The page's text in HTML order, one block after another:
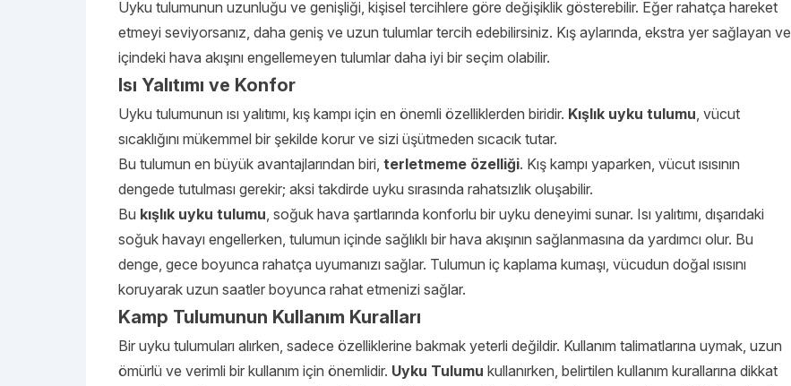
Uyku tulumunun uzunluğu ve genişliği, kişisel tercihlere göre değişiklik gösterebilir. Eğer rahatça hareket
etmeyi seviyorsanız, daha geniş ve uzun tulumlar tercih edebilirsiniz. Kış aylarında, ekstra yer sağlayan ve
içindeki hava akışını engellemeyen tulumlar daha iyi bir seçim olabilir.
Isı Yalıtımı ve Konfor
Uyku tulumunun ısı yalıtımı, kış kampı için en önemli özelliklerden biridir. Kışlık uyku tulumu, vücut
sıcaklığını mükemmel bir şekilde korur ve sizi üşütmeden sıcacık tutar.
Bu tulumun en büyük avantajlarından biri, terletmeme özelliği. Kış kampı yaparken, vücut ısısının
dengede tutulması gerekir; aksi takdirde uyku sırasında rahatsızlık oluşabilir.
Bu kışlık uyku tulumu, soğuk hava şartlarında konforlu bir uyku deneyimi sunar. Isı yalıtımı, dışarıdaki
soğuk havayı engellerken, tulumun içinde sağlıklı bir hava akışının sağlanmasına da yardımcı olur. Bu
denge, gece boyunca rahatça uyumanızı sağlar. Tulumun iç kaplama kumaşı, vücudun doğal ısısını
koruyarak uzun saatler boyunca rahat etmenizi sağlar.
Kamp Tulumunun Kullanım Kuralları
Bir uyku tulumuları alırken, sadece özelliklerine bakmak yeterli değildir. Kullanım talimatlarına uymak, uzun
ömürlü ve verimli bir kullanım için önemlidir. Uyku Tulumu kullanırken, belirtilen kullanım kurallarına dikkat